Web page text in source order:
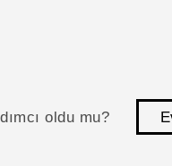
oldu mu?